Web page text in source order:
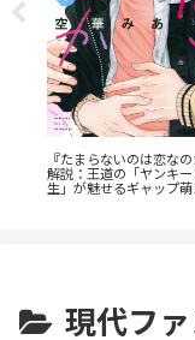
『たまらないのは恋な
解説：王道の「ヤンキ
生」が魅せるギャップ
現代フ